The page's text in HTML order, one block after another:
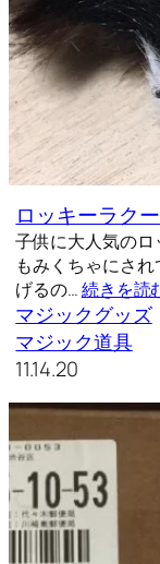
ロッキーラク
子供に大人気の
もみくちゃにさ
げるの…続きを読
マジックグッズ
マジック道具
11.14.20